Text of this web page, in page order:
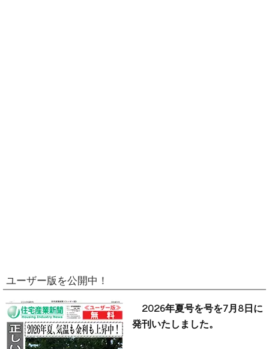
ユーザー版を公開中！
2026年夏号を号を7月8日に
発刊いたしました。